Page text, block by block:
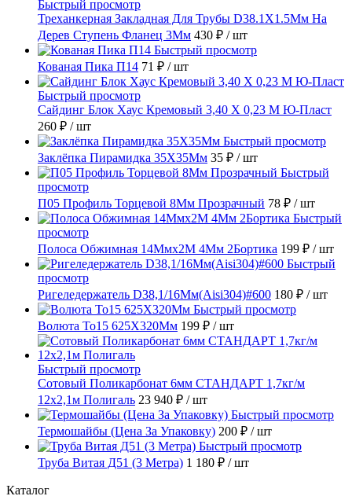
Быстрый просмотр
Треханкерная Закладная Для Трубы D38.1Х1.5Мм На
Дерев Ступень Фланец 3Мм 430 ₽ / шт
Быстрый просмотр
Кованая Пика П14 71 ₽ / шт
Быстрый просмотр
Сайдинг Блок Хаус Кремовый 3,40 Х 0,23 М Ю-Пласт
260 ₽ / шт
Быстрый просмотр
Заклёпка Пирамидка 35X35Мм 35 ₽ / шт
Быстрый
просмотр
П05 Профиль Торцевой 8Мм Прозрачный 78 ₽ / шт
Быстрый
просмотр
Полоса Обжимная 14Ммх2М 4Мм 2Бортика 199 ₽ / шт
Быстрый
просмотр
Ригеледержатель D38,1/16Мм(Aisi304)#600 180 ₽ / шт
Быстрый просмотр
Волюта То15 625X320Мм 199 ₽ / шт
Быстрый просмотр
Сотовый Поликарбонат 6мм СТАНДАРТ 1,7кг/м
12х2,1м Полигаль 23 940 ₽ / шт
Быстрый просмотр
Термошайбы (Цена За Упаковку) 200 ₽ / шт
Быстрый просмотр
Труба Витая Д51 (3 Метра) 1 180 ₽ / шт
Каталог